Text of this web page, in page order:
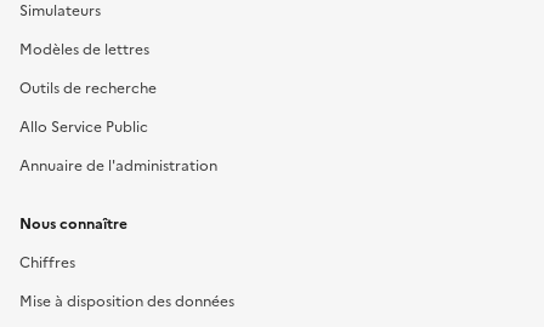
Simulateurs
Modèles de lettres
Outils de recherche
Allo Service Public
Annuaire de l'administration
Nous connaître
Chiffres
Mise à disposition des données